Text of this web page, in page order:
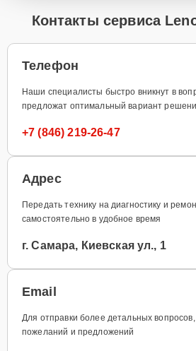
Контакты сервиса
Телефон
Наши специалисты быстро вникнут в
предложат оптимальный вариант
+7 (846) 219-26-47
Адрес
Передать технику на диагностику и
самостоятельно в удобное время
г. Самара, Киевская ул., 1
Email
Для отправки более детальных
пожеланий и предложений